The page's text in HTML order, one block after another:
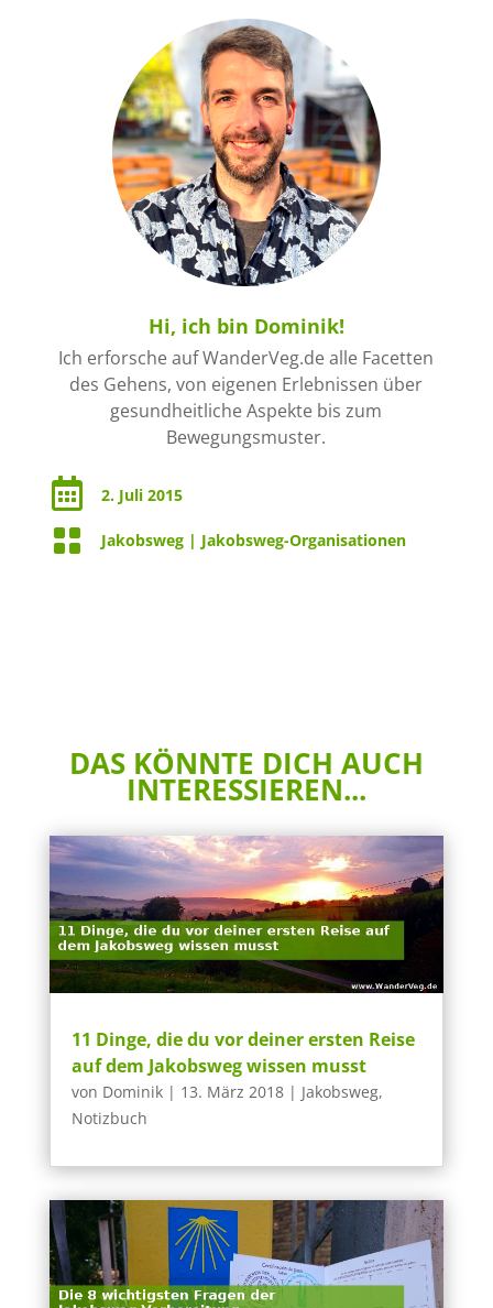
Hi, ich bin Dominik!
Ich erforsche auf WanderVeg.de alle Facetten
des Gehens, von eigenen Erlebnissen über
gesundheitliche Aspekte bis zum
Bewegungsmuster.
 2. Juli 2015
 Jakobsweg| Jakobsweg-Organisationen
DAS KÖNNTE DICH AUCH
INTERESSIEREN...
11 Dinge, die du vor deiner ersten Reise
auf dem Jakobsweg wissen musst
von Dominik| 13. März 2018| Jakobsweg,
Notizbuch